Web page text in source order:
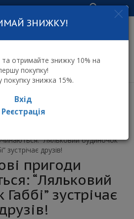
Увійти
магазин
ЗНИЖКУ!
та отримайте знижку 10% на
покупку!
покупку знижка 15%.
Вхід
Реєстрація
“Ляльковий будиночок
зустрічає друзів!
пригоди
“Ляльковий
зустрічає